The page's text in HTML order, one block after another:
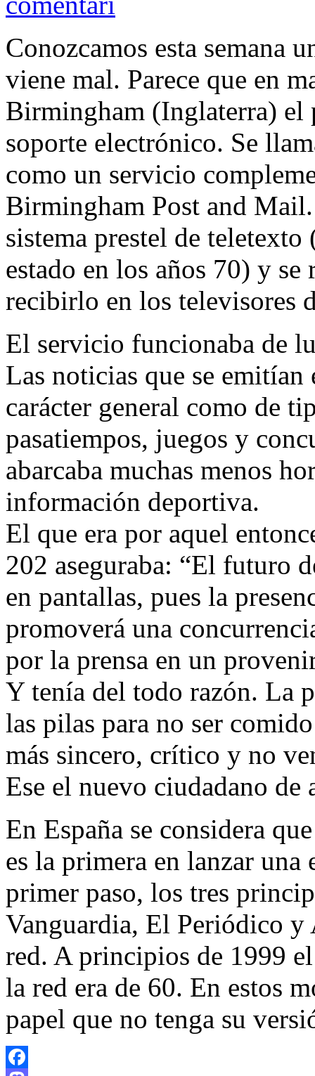
Conozcamos esta semana
viene mal. Parece que en
Birmingham (Inglaterra) el
soporte electrónico. Se
como un servicio
Birmingham Post and
sistema prestel de
estado en los años 70) y
recibirlo en los televisores
El servicio funcionaba de
Las noticias que se emitían
carácter general como de
pasatiempos, juegos y
abarcaba muchas menos
información deportiva.
El que era por aquel
202 aseguraba: “El futuro
en pantallas, pues la
promoverá una
por la prensa en un
Y tenía del todo razón. La
las pilas para no ser
más sincero, crítico y no
Ese el nuevo ciudadano de
En España se considera
es la primera en lanzar
primer paso, los tres
Vanguardia, El Periódico y
red. A principios de 1999
la red era de 60. En estos
papel que no tenga su